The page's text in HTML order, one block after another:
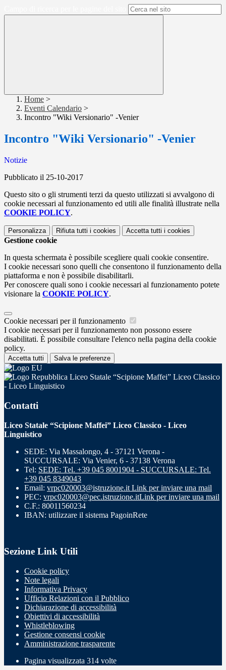
Home >
Eventi Calendario >
Incontro "Wiki Versionario" -Venier
Incontro "Wiki Versionario" -Venier
Notizie
Pubblicato il 25-10-2017
Questo sito o gli strumenti terzi da questo utilizzati si avvalgono di
cookie necessari al funzionamento ed utili alle finalità illustrate nella
COOKIE POLICY.
Personalizza Rifiuta tutti i cookies Accetta tutti i cookies
Gestione cookie
In questa schermata è possibile scegliere quali cookie consentire.
I cookie necessari sono quelli che consentono il funzionamento della
piattaforma e non è possibile disabilitarli.
Per conoscere quali sono i cookie necessari al funzionamento potete
visionare la COOKIE POLICY.
Cookie necessari per il funzionamento
I cookie necessari per il funzionamento non possono essere
disabilitati. È possibile consultare l'elenco nella pagina della cookie
policy.
Accetta tutti Salva le preferenze
Liceo Statale “Scipione Maffei” Liceo Classico
- Liceo Linguistico
Contatti
Liceo Statale “Scipione Maffei” Liceo Classico - Liceo
Linguistico
SEDE: Via Massalongo, 4 - 37121 Verona -
SUCCURSALE: Via Venier, 6 - 37138 Verona
Tel: SEDE: Tel. +39 045 8001904 - SUCCURSALE: Tel.
+39 045 8349043
Email: vrpc020003@istruzione.it Link per inviare una mail
PEC: vrpc020003@pec.istruzione.itLink per inviare una mail
C.F.: 80011560234
IBAN: utilizzare il sistema PagoinRete
Sezione Link Utili
Cookie policy
Note legali
Informativa Privacy
Ufficio Relazioni con il Pubblico
Dichiarazione di accessibilità
Obiettivi di accessibilità
Whistleblowing
Gestione consensi cookie
Amministrazione trasparente
Pagina visualizzata 314 volte